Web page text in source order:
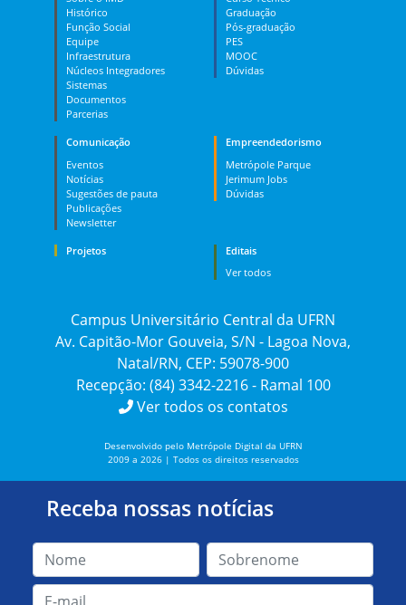
Histórico
Função Social
Equipe
Infraestrutura
Núcleos Integradores
Sistemas
Documentos
Parcerias
Graduação
Pós-graduação
PES
MOOC
Dúvidas
Comunicação
Eventos
Notícias
Sugestões de pauta
Publicações
Newsletter
Empreendedorismo
Metrópole Parque
Jerimum Jobs
Dúvidas
Projetos
Editais
Ver todos
Campus Universitário Central da UFRN
Av. Capitão-Mor Gouveia, S/N - Lagoa Nova,
Natal/RN, CEP: 59078-900
Recepção: (84) 3342-2216 - Ramal 100
Ver todos os contatos
Desenvolvido pelo Metrópole Digital da UFRN
2009 a 2026 | Todos os direitos reservados
Receba nossas notícias